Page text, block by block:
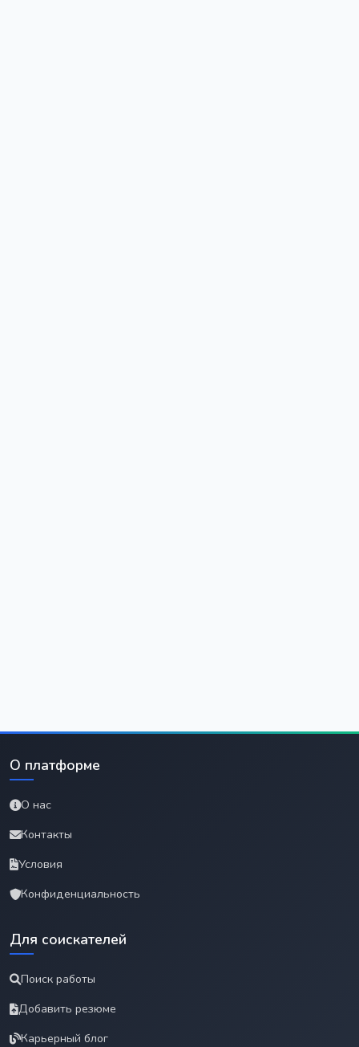
О платформе
О нас
Контакты
Условия
Конфиденциальность
Для соискателей
Поиск работы
Добавить резюме
Карьерный блог